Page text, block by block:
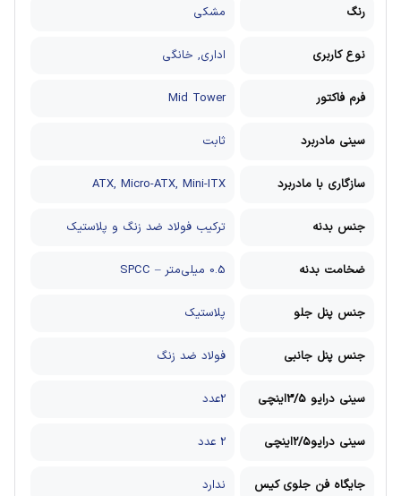
رنگ مشکی
نوع کاربری اداری, خانگی
فرم فاکتور Mid Tower
سینی مادربرد ثابت
سازگاری با مادربرد ATX, Micro-ATX, Mini-ITX
جنس بدنه ترکیب فولاد ضد زنگ و پلاستیک
ضخامت بدنه 0.5 میلی‌متر – SPCC
جنس پنل جلو پلاستیک
جنس پنل جانبی فولاد ضد زنگ
سینی درایو 3/5اینچی 2عدد
سینی درایو2/5اینچی 2 عدد
جایگاه فن جلوی کیس ندارد